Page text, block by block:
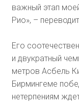
важный этап
Рио», –
Его
и двукратный
метров Асбель
Бирмингеме
нетерпениям